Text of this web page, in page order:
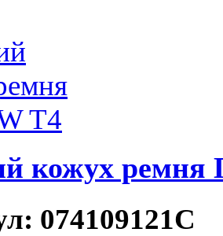
кожух ремня
074109121C